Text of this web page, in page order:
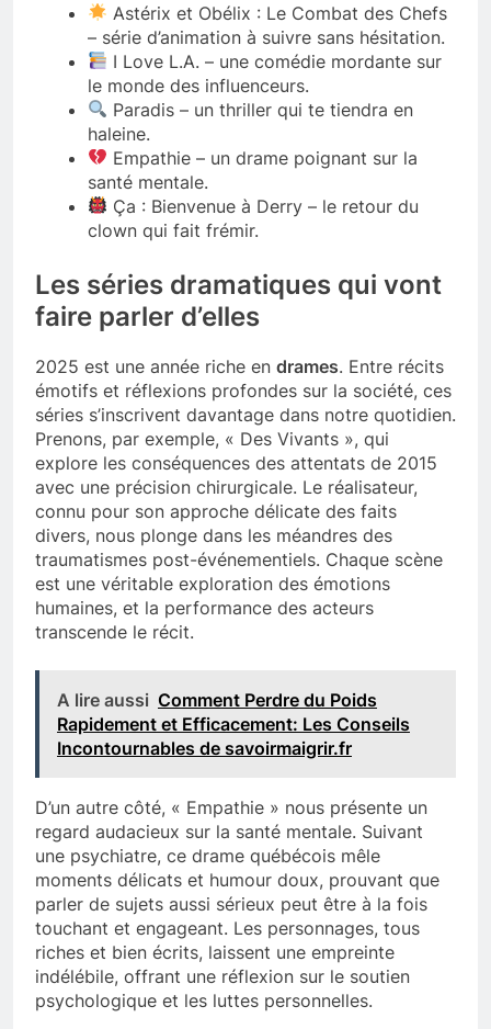
Astérix et Obélix : Le Combat des Chefs
– série d’animation à suivre sans hésitation.
I Love L.A. – une comédie mordante sur
le monde des influenceurs.
Paradis – un thriller qui te tiendra en
haleine.
Empathie – un drame poignant sur la
santé mentale.
Ça : Bienvenue à Derry – le retour du
clown qui fait frémir.
Les séries dramatiques qui vont
faire parler d’elles
2025 est une année riche en drames. Entre récits
émotifs et réflexions profondes sur la société, ces
séries s’inscrivent davantage dans notre quotidien.
Prenons, par exemple, « Des Vivants », qui
explore les conséquences des attentats de 2015
avec une précision chirurgicale. Le réalisateur,
connu pour son approche délicate des faits
divers, nous plonge dans les méandres des
traumatismes post-événementiels. Chaque scène
est une véritable exploration des émotions
humaines, et la performance des acteurs
transcende le récit.
A lire aussi Comment Perdre du Poids
Rapidement et Efficacement: Les Conseils
Incontournables de savoirmaigrir.fr
D’un autre côté, « Empathie » nous présente un
regard audacieux sur la santé mentale. Suivant
une psychiatre, ce drame québécois mêle
moments délicats et humour doux, prouvant que
parler de sujets aussi sérieux peut être à la fois
touchant et engageant. Les personnages, tous
riches et bien écrits, laissent une empreinte
indélébile, offrant une réflexion sur le soutien
psychologique et les luttes personnelles.